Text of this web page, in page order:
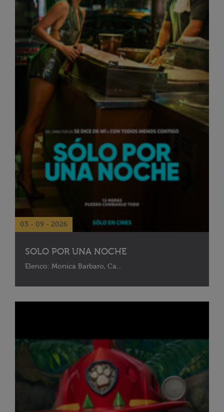
03 - 09 - 2026
SOLO POR UNA NOCHE
Elenco: Monica Barbaro, Ca...